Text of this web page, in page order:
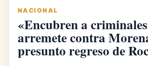
NACIONAL
«Encubren a
arremete contra
presunto regreso de